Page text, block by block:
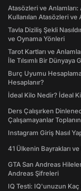
Atasözleri ve Anlamları:
Kullanılan Atasözleri ve
Tavla Diziliş Şekli
ve Oynama Yönleri
Tarot Kartları ve
İle Tılsımlı Bir Dünyaya
Burç Uyumu
Hesaplanır?
İdeal Kilo Nedir? İdeal
Ders Çalışırken
Çalışamayanlar
Instagram Giriş Nasıl
41 Ülkenin Bayrakları ve
GTA San Andreas
Andreas Şifreleri
IQ Testi: IQ'unuzun